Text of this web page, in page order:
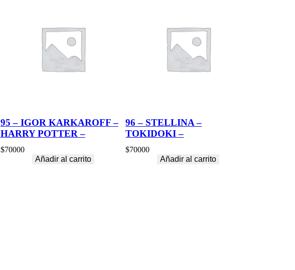
95 – IGOR KARKAROFF –
HARRY POTTER –
$70000
Añadir al carrito
96 – STELLINA –
TOKIDOKI –
$70000
Añadir al carrito